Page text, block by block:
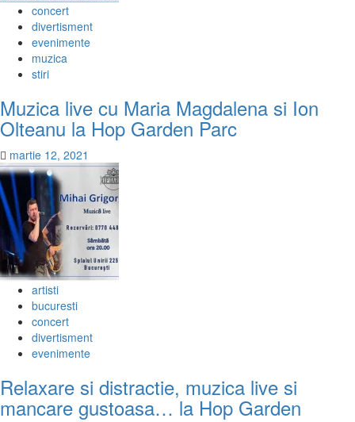
concert
divertisment
evenimente
muzica
stiri
Muzica live cu Maria Magdalena si Ion
Olteanu la Hop Garden Parc
martie 12, 2021
artisti
bucuresti
concert
divertisment
evenimente
Relaxare si distractie, muzica live si
mancare gustoasa… la Hop Garden